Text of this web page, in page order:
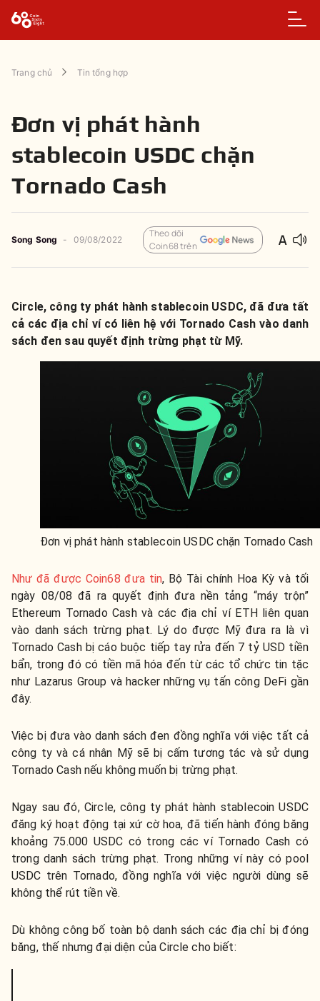
Trang chủ Tin tổng hợp
Đơn vị phát hành
stablecoin USDC chặn
Tornado Cash
Song Song - 09/08/2022
Theo dõi
Coin68 trên
Circle, công ty phát hành stablecoin USDC, đã đưa tất
cả các địa chỉ ví có liên hệ với Tornado Cash vào danh
sách đen sau quyết định trừng phạt từ Mỹ.
Đơn vị phát hành stablecoin USDC chặn Tornado Cash
Như đã được Coin68 đưa tin, Bộ Tài chính Hoa Kỳ và tối
ngày 08/08 đã ra quyết định đưa nền tảng “máy trộn”
Ethereum Tornado Cash và các địa chỉ ví ETH liên quan
vào danh sách trừng phạt. Lý do được Mỹ đưa ra là vì
Tornado Cash bị cáo buộc tiếp tay rửa đến 7 tỷ USD tiền
bẩn, trong đó có tiền mã hóa đến từ các tổ chức tin tặc
như Lazarus Group và hacker những vụ tấn công DeFi gần
đây.
Việc bị đưa vào danh sách đen đồng nghĩa với việc tất cả
công ty và cá nhân Mỹ sẽ bị cấm tương tác và sử dụng
Tornado Cash nếu không muốn bị trừng phạt.
Ngay sau đó, Circle, công ty phát hành stablecoin USDC
đăng ký hoạt động tại xứ cờ hoa, đã tiến hành đóng băng
khoảng 75.000 USDC có trong các ví Tornado Cash có
trong danh sách trừng phạt. Trong những ví này có pool
USDC trên Tornado, đồng nghĩa với việc người dùng sẽ
không thể rút tiền về.
Dù không công bố toàn bộ danh sách các địa chỉ bị đóng
băng, thế nhưng đại diện của Circle cho biết: